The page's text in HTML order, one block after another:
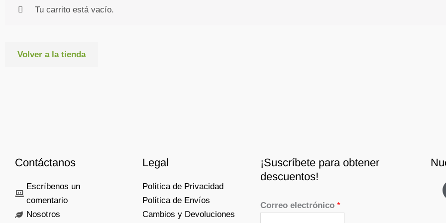
Tu carrito está vacío.
Volver a la tienda
Contáctanos
Escríbenos un
comentario
Nosotros
Legal
Política de Privacidad
Política de Envíos
Cambios y Devoluciones
¡Suscríbete para obtener
descuentos!
Correo electrónico *